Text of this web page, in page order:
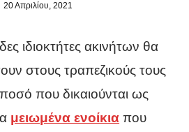
20 Απριλίου, 2021
ιδιοκτήτες ακινήτων θα
στους τραπεζικούς τους
που δικαιούνται ως
μειωμένα ενοίκια που